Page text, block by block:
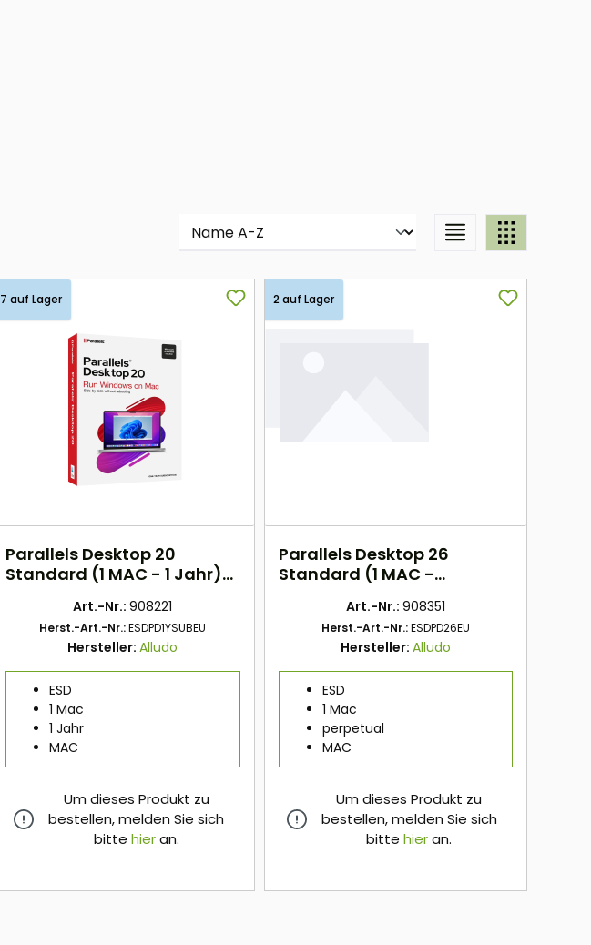
7 auf Lager
Parallels Desktop 20
Standard (1 MAC - 1 Jahr)
Art.-Nr.:908221
Herst.-Art.-Nr.:ESDPD1YSUBEU
Hersteller:Alludo
ESD
1 Mac
1 Jahr
MAC
Um dieses Produkt zu
bestellen, melden Sie sich
bitte hieran.
2 auf Lager
Parallels Desktop 26
Standard (1 MAC -
Art.-Nr.: 908351
Herst.-Art.-Nr.:ESDPD26EU
Hersteller: Alludo
ESD
1 Mac
perpetual
MAC
Um dieses Produkt zu
bestellen, melden Sie sich
bittehieran.